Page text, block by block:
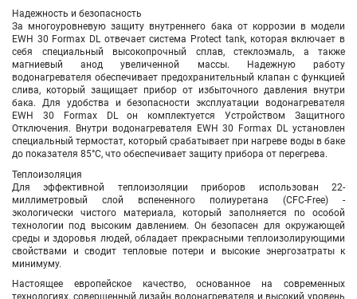
Надежность и безопасность
За многоуровневую защиту внутреннего бака от коррозии в модели
EWH 30 Formax DL отвечает система Protect tank, которая включает в
себя специальный высокопрочный сплав, стеклоэмаль, а также
магниевый анод увеличенной массы. Надежную работу
водонагревателя обеспечивает предохранительный клапан с функцией
слива, который защищает прибор от избыточного давления внутри
бака. Для удобства и безопасности эксплуатации водонагревателя
EWH 30 Formax DL он комплектуется Устройством Защитного
Отключения. Внутри водонагревателя EWH 30 Formax DL установлен
специальный термостат, который срабатывает при нагреве воды в баке
до показателя 85°С, что обеспечивает защиту прибора от перегрева.
Теплоизоляция
Для эффективной теплоизоляции приборов использован 22-
миллиметровый слой вспененного полиуретана (CFC-Free) -
экологически чистого материала, который заполняется по особой
технологии под высоким давлением. Он безопасен для окружающей
среды и здоровья людей, обладает прекрасными теплоизолирующими
свойствами и сводит тепловые потери и высокие энергозатраты к
минимуму.
Настоящее европейское качество, основанное на современных